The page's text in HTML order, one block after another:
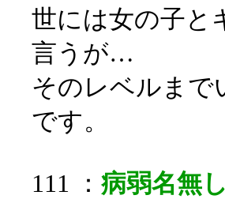
世には女の子と
言うが…
そのレベルまで
です。
111 ： 病弱名無